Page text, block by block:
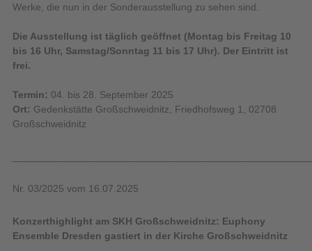
Werke, die nun in der Sonderausstellung zu sehen sind.
Die Ausstellung ist täglich geöffnet (Montag bis Freitag 10
bis 16 Uhr, Samstag/Sonntag 11 bis 17 Uhr). Der Eintritt ist
frei.
Termin: 04. bis 28. September 2025
Ort: Gedenkstätte Großschweidnitz, Friedhofsweg 1, 02708
Großschweidnitz
Nr. 03/2025 vom 16.07.2025
Konzerthighlight am SKH Großschweidnitz: Euphony
Ensemble Dresden gastiert in der Kirche Großschweidnitz